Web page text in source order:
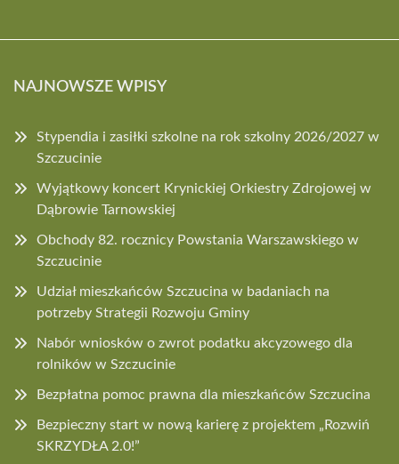
NAJNOWSZE WPISY
Stypendia i zasiłki szkolne na rok szkolny 2026/2027 w
Szczucinie
Wyjątkowy koncert Krynickiej Orkiestry Zdrojowej w
Dąbrowie Tarnowskiej
Obchody 82. rocznicy Powstania Warszawskiego w
Szczucinie
Udział mieszkańców Szczucina w badaniach na
potrzeby Strategii Rozwoju Gminy
Nabór wniosków o zwrot podatku akcyzowego dla
rolników w Szczucinie
Bezpłatna pomoc prawna dla mieszkańców Szczucina
Bezpieczny start w nową karierę z projektem „Rozwiń
SKRZYDŁA 2.0!”